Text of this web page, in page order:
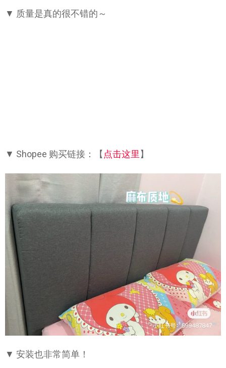
▼ 质量是真的很不错的～
▼ Shopee 购买链接：【 点击这里 】
▼ 安装也非常简单！